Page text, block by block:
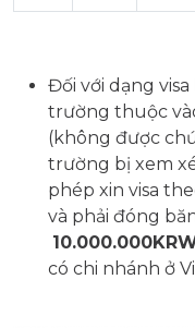
Đối với dạng
trường thuộc
(không được
trường bị xem
phép xin visa
và phải đóng
có chi nhánh ở